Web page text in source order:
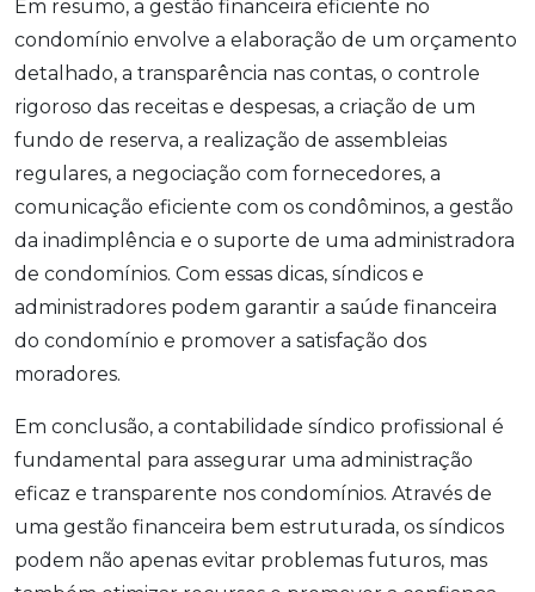
Em resumo, a gestão financeira eficiente no
condomínio envolve a elaboração de um orçamento
detalhado, a transparência nas contas, o controle
rigoroso das receitas e despesas, a criação de um
fundo de reserva, a realização de assembleias
regulares, a negociação com fornecedores, a
comunicação eficiente com os condôminos, a gestão
da inadimplência e o suporte de uma administradora
de condomínios. Com essas dicas, síndicos e
administradores podem garantir a saúde financeira
do condomínio e promover a satisfação dos
moradores.
Em conclusão, a contabilidade síndico profissional é
fundamental para assegurar uma administração
eficaz e transparente nos condomínios. Através de
uma gestão financeira bem estruturada, os síndicos
podem não apenas evitar problemas futuros, mas